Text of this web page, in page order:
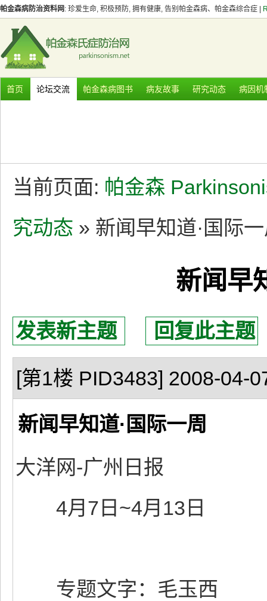
帕金森病防治资料网 : 珍爱生命, 积极预防, 拥有健康, 告别帕金森病、帕金森综合症 |
首页 论坛交流 帕金森病图书 病友故事 研究动态 病因机
当前页面: 帕金森
究动态 » 新闻早知道·国际
新闻早
发表新主题 回复此主题
[第1楼 PID3483] 2008-04-
新闻早知道·国际一周
大洋网-广州日报
4月7日~4月13日
专题文字：毛玉西